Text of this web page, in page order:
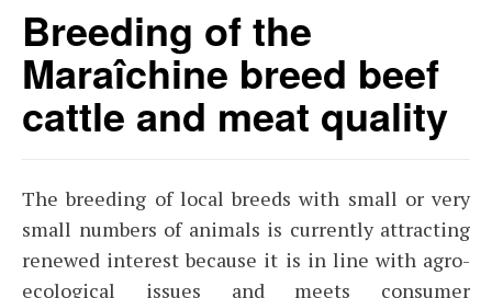
Breeding of the
Maraîchine breed beef
cattle and meat quality
The breeding of local breeds with small or very
small numbers of animals is currently attracting
renewed interest because it is in line with agro-
ecological issues and meets consumer